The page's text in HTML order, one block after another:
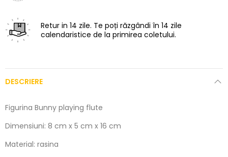
Retur in 14 zile. Te poți răzgândi în 14 zile
calendaristice de la primirea coletului.
DESCRIERE
Figurina Bunny playing flute
Dimensiuni: 8 cm x 5 cm x 16 cm
Material: rasina